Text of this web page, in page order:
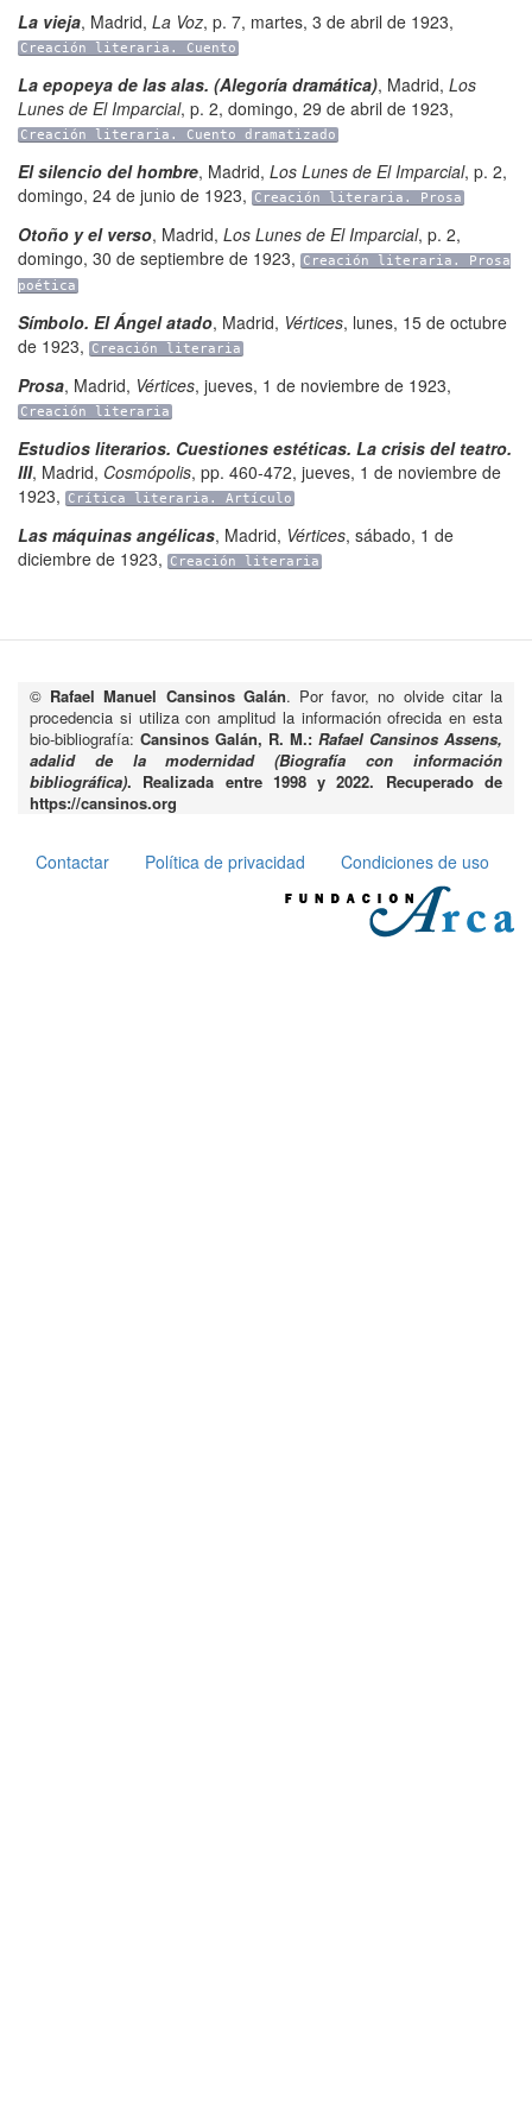
La vieja, Madrid, La Voz, p. 7, martes, 3 de abril de 1923,
Creación literaria. Cuento
La epopeya de las alas. (Alegoría dramática), Madrid, Los
Lunes de El Imparcial, p. 2, domingo, 29 de abril de 1923,
Creación literaria. Cuento dramatizado
El silencio del hombre, Madrid, Los Lunes de El Imparcial, p. 2,
domingo, 24 de junio de 1923, Creación literaria. Prosa
Otoño y el verso, Madrid, Los Lunes de El Imparcial, p. 2,
domingo, 30 de septiembre de 1923,
Creación literaria. Prosa
poética
Símbolo. El Ángel atado, Madrid, Vértices, lunes, 15 de octubre
de 1923, Creación literaria
Prosa, Madrid, Vértices, jueves, 1 de noviembre de 1923,
Creación literaria
Estudios literarios. Cuestiones estéticas. La crisis del teatro.
III, Madrid, Cosmópolis, pp. 460-472, jueves, 1 de noviembre de
1923, Crítica literaria. Artículo
Las máquinas angélicas, Madrid, Vértices, sábado, 1 de
diciembre de 1923, Creación literaria
© Rafael Manuel Cansinos Galán. Por favor, no olvide citar la
procedencia si utiliza con amplitud la información ofrecida en esta
bio-bibliografía: Cansinos Galán, R. M.: Rafael Cansinos Assens,
adalid de la modernidad (Biografía con información
bibliográfica). Realizada entre 1998 y 2022. Recuperado de
https://cansinos.org
Pie
Contactar Política de privacidad Condiciones de uso